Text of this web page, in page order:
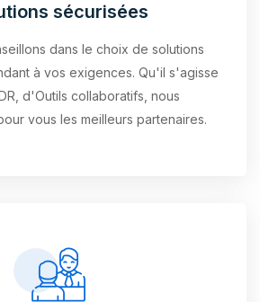
sécurisées
dans le choix de solutions
à vos exigences. Qu'il s'agisse
d'Outils collaboratifs, nous
vous les meilleurs partenaires.